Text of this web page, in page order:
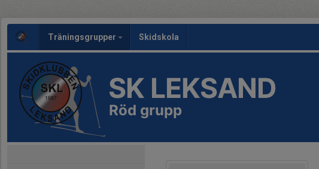
Träningsgrupper Skidskola
SK LEKSAND
Röd grupp